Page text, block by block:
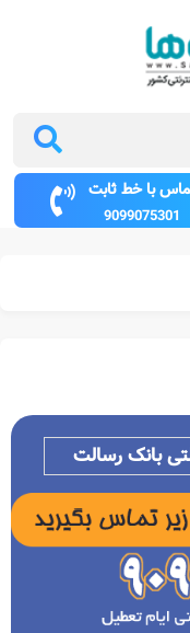
با خط ثابت
9099075301
بانک رسالت